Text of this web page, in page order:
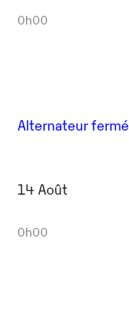
0h00
Alternateur fermé
14 Août
0h00